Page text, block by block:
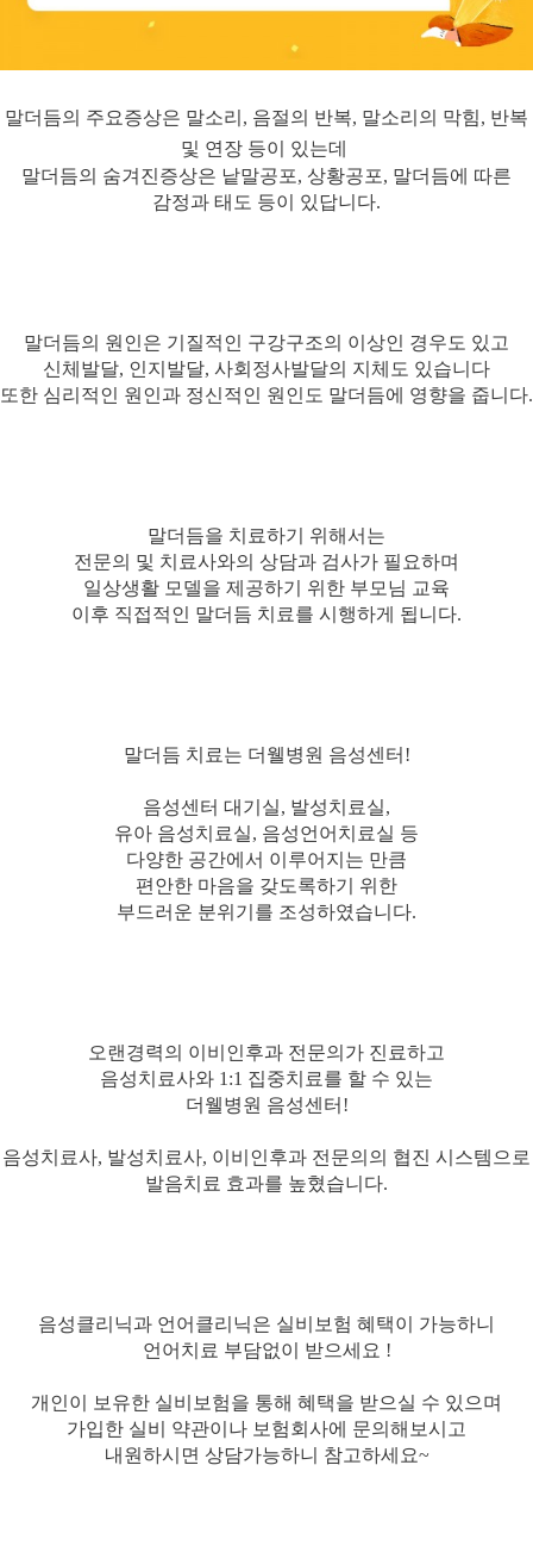
말더듬의 주요증상은 말소리, 음절의 반복, 말소리의 막힘, 반복
및 연장 등이 있는데
말더듬의 숨겨진증상은 낱말공포, 상황공포, 말더듬에 따른
감정과 태도 등이 있답니다.
말더듬의 원인은 기질적인 구강구조의 이상인 경우도 있고
신체발달, 인지발달, 사회정사발달의 지체도 있습니다
또한 심리적인 원인과 정신적인 원인도 말더듬에 영향을 줍니다.
말더듬을 치료하기 위해서는
전문의 및 치료사와의 상담과 검사가 필요하며
일상생활 모델을 제공하기 위한 부모님 교육
이후 직접적인 말더듬 치료를 시행하게 됩니다.
말더듬 치료는 더웰병원 음성센터!
음성센터 대기실, 발성치료실,
유아 음성치료실, 음성언어치료실 등
다양한 공간에서 이루어지는 만큼
편안한 마음을 갖도록하기 위한
부드러운 분위기를 조성하였습니다.
오랜경력의 이비인후과 전문의가 진료하고
음성치료사와 1:1 집중치료를 할 수 있는
더웰병원 음성센터!
음성치료사, 발성치료사, 이비인후과 전문의의 협진 시스템으로
발음치료 효과를 높혔습니다.
음성클리닉과 언어클리닉은 실비보험 혜택이 가능하니
언어치료 부담없이 받으세요 !
개인이 보유한 실비보험을 통해 혜택을 받으실 수 있으며
가입한 실비 약관이나 보험회사에 문의해보시고
내원하시면 상담가능하니 참고하세요~